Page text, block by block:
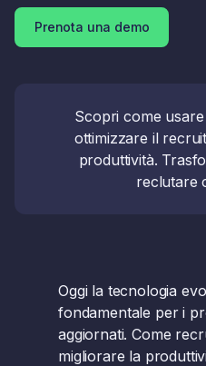
Prenota una demo
Scopri come
ottimizzare il
produttività.
reclutare
Oggi la tecnologia
fondamentale per i
aggiornati. Come
migliorare la